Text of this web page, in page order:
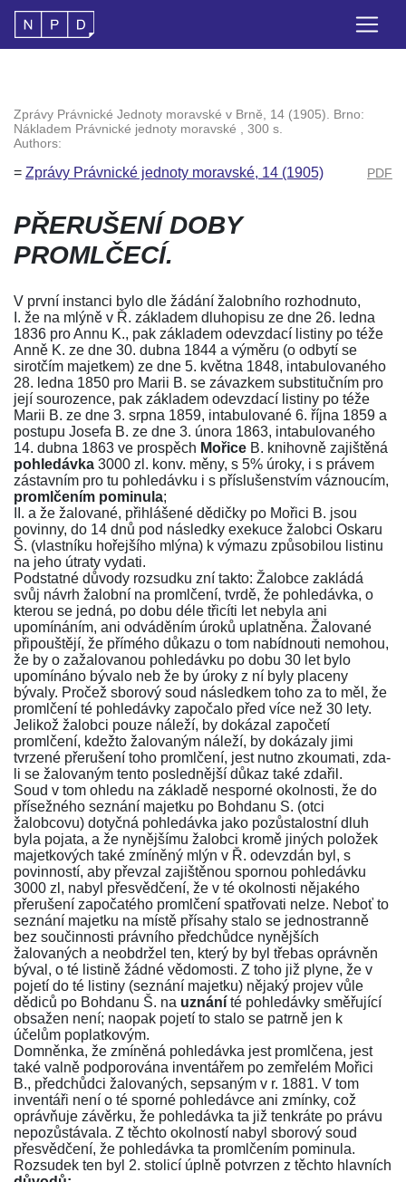
Zprávy Právnické Jednoty moravské v Brně, 14 (1905). Brno:
Nákladem Právnické jednoty moravské , 300 s.
Authors:
= Zprávy Právnické jednoty moravské, 14 (1905) PDF
PŘERUŠENÍ DOBY
PROMLČECÍ.
V první instanci bylo dle žádání žalobního rozhodnuto,
I. že na mlýně v Ř. základem dluhopisu ze dne 26. ledna
1836 pro Annu K., pak základem odevzdací listiny po téže
Anně K. ze dne 30. dubna 1844 a výměru (o odbytí se
sirotčím majetkem) ze dne 5. května 1848, intabulovaného
28. ledna 1850 pro Marii B. se závazkem substitučním pro
její sourozence, pak základem odevzdací listiny po téže
Marii B. ze dne 3. srpna 1859, intabulované 6. října 1859 a
postupu Josefa B. ze dne 3. února 1863, intabulovaného
14. dubna 1863 ve prospěch Mořice B. knihovně zajištěná
pohledávka 3000 zl. konv. měny, s 5% úroky, i s právem
zástavním pro tu pohledávku i s příslušenstvím váznoucím,
promlčením pominula;
II. a že žalované, přihlášené dědičky po Mořici B. jsou
povinny, do 14 dnů pod následky exekuce žalobci Oskaru
Š. (vlastníku hořejšího mlýna) k výmazu způsobilou listinu
na jeho útraty vydati.
Podstatné důvody rozsudku zní takto: Žalobce zakládá
svůj návrh žalobní na promlčení, tvrdě, že pohledávka, o
kterou se jedná, po dobu déle třicíti let nebyla ani
upomínáním, ani odváděním úroků uplatněna. Žalované
připouštějí, že přímého důkazu o tom nabídnouti nemohou,
že by o zažalovanou pohledávku po dobu 30 let bylo
upomínáno bývalo neb že by úroky z ní byly placeny
bývaly. Pročež sborový soud následkem toho za to měl, že
promlčení té pohledávky započalo před více než 30 lety.
Jelikož žalobci pouze náleží, by dokázal započetí
promlčení, kdežto žalovaným náleží, by dokázaly jimi
tvrzené přerušení toho promlčení, jest nutno zkoumati, zda-
li se žalovaným tento poslednější důkaz také zdařil.
Soud v tom ohledu na základě nesporné okolnosti, že do
přísežného seznání majetku po Bohdanu S. (otci
žalobcovu) dotyčná pohledávka jako pozůstalostní dluh
byla pojata, a že nynějšímu žalobci kromě jiných položek
majetkových také zmíněný mlýn v Ř. odevzdán byl, s
povinností, aby převzal zajištěnou spornou pohledávku
3000 zl, nabyl přesvědčení, že v té okolnosti nějakého
přerušení započatého promlčení spatřovati nelze. Neboť to
seznání majetku na místě přísahy stalo se jednostranně
bez součinnosti právního předchůdce nynějších
žalovaných a neobdržel ten, který by byl třebas oprávněn
býval, o té listině žádné vědomosti. Z toho již plyne, že v
pojetí do té listiny (seznání majetku) nějaký projev vůle
dědiců po Bohdanu Š. na uznání té pohledávky směřující
obsažen není; naopak pojetí to stalo se patrně jen k
účelům poplatkovým.
Domněnka, že zmíněná pohledávka jest promlčena, jest
také valně podporována inventářem po zemřelém Mořici
B., předchůdci žalovaných, sepsaným v r. 1881. V tom
inventáři není o té sporné pohledávce ani zmínky, což
oprávňuje závěrku, že pohledávka ta již tenkráte po právu
nepozůstávala. Z těchto okolností nabyl sborový soud
přesvědčení, že pohledávka ta promlčením pominula.
Rozsudek ten byl 2. stolicí úplně potvrzen z těchto hlavních